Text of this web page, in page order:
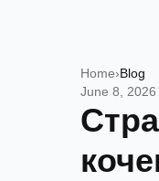
Home›Blog
June 8, 2026